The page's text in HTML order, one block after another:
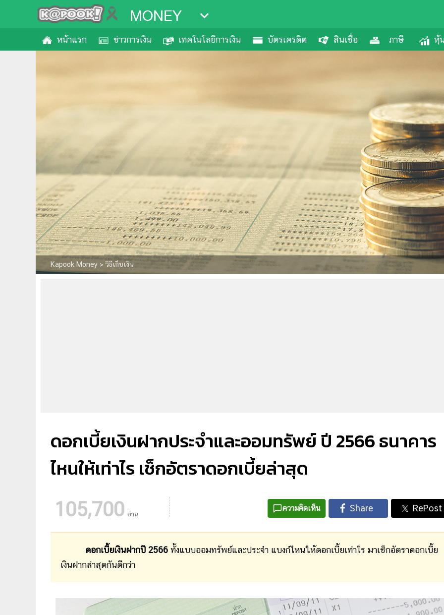
MONEY
หน้าแรก ข่าวการเงิน เทคโนโลยีการเงิน บัตรเครดิต สินเชื่อ ภาษี หุ้
Kapook Money >วิธีเก็บเงิน
ดอกเบี้ยเงินฝากประจำและออมทรัพย์ ปี 2566 ธนาคาร
ไหนให้เท่าไร เช็กอัตราดอกเบี้ยล่าสุด
105,700 อ่าน
ความคิดเห็น
ดอกเบี้ยเงินฝากปี 2566 ทั้งแบบออมทรัพย์และประจำ แบงก์ไหนให้ดอกเบี้ยเท่าไร มาเช็กอัตราดอกเบี้ย
เงินฝากล่าสุดกันดีกว่า